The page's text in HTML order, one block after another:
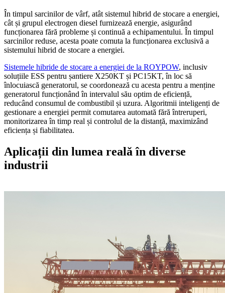
În timpul sarcinilor de vârf, atât sistemul hibrid de stocare a energiei,
cât și grupul electrogen diesel furnizează energie, asigurând
funcționarea fără probleme și continuă a echipamentului. În timpul
sarcinilor reduse, acesta poate comuta la funcționarea exclusivă a
sistemului hibrid de stocare a energiei.
Sistemele hibride de stocare a energiei de la ROYPOW, inclusiv
soluțiile ESS pentru șantiere X250KT și PC15KT, în loc să
înlocuiască generatorul, se coordonează cu acesta pentru a menține
generatorul funcționând în intervalul său optim de eficiență,
reducând consumul de combustibil și uzura. Algoritmii inteligenți de
gestionare a energiei permit comutarea automată fără întreruperi,
monitorizarea în timp real și controlul de la distanță, maximizând
eficiența și fiabilitatea.
Aplicații din lumea reală în diverse
industrii